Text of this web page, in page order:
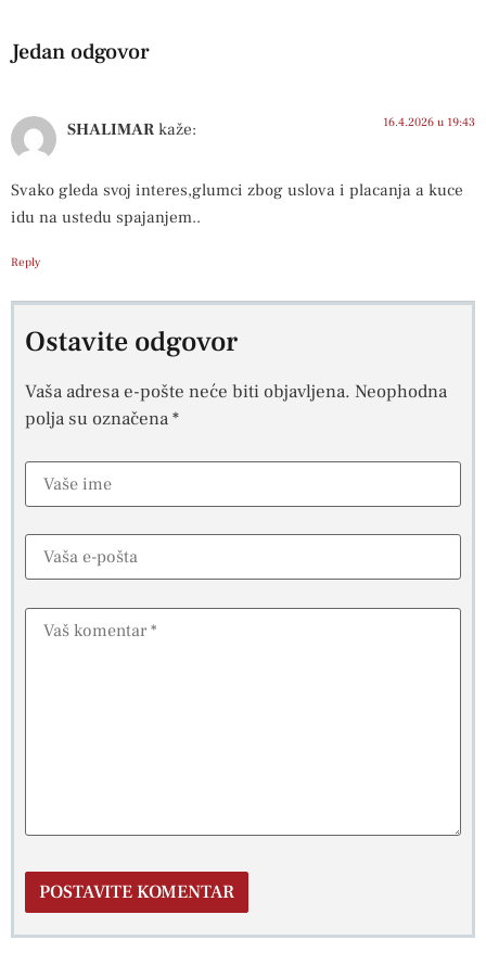
Jedan odgovor
SHALIMAR kaže: 16.4.2026 u 19:43
Svako gleda svoj interes,glumci zbog uslova i placanja a kuce
idu na ustedu spajanjem..
Reply
Ostavite odgovor
Vaša adresa e-pošte neće biti objavljena. Neophodna
polja su označena*